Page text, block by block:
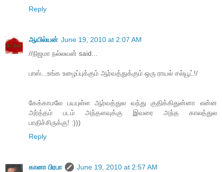
Reply
ஆயில்யன் June 19, 2010 at 2:07 AM
//நிஜமா நல்லவன் said...
பாஸ்...உங்க உழைப்புக்கும் ஆர்வத்துக்கும் ஒரு ராயல் சல்யூட்!/
கேக்காமலே பயபுள்ள ஆர்வத்துல வந்து குதிக்கிதுன்னா என்ன
அர்த்தம் படம் அந்தளவுக்கு இவரை அந்த காலத்துல
பாதிச்சிருக்கு! :)))
Reply
கானா பிரபா
June 19, 2010 at 2:57 AM